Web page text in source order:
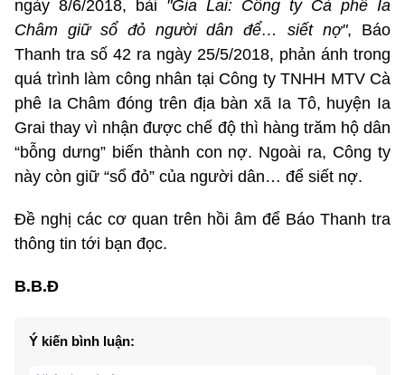
ngày 8/6/2018, bài "Gia Lai: Công ty Cà phê Ia
Châm giữ sổ đỏ người dân để… siết nợ", Báo
Thanh tra số 42 ra ngày 25/5/2018, phản ánh trong
quá trình làm công nhân tại Công ty TNHH MTV Cà
phê Ia Châm đóng trên địa bàn xã Ia Tô, huyện Ia
Grai thay vì nhận được chế độ thì hàng trăm hộ dân
“bỗng dưng” biến thành con nợ. Ngoài ra, Công ty
này còn giữ “sổ đỏ” của người dân… để siết nợ.
Đề nghị các cơ quan trên hồi âm để Báo Thanh tra
thông tin tới bạn đọc.
B.B.Đ
Ý kiến bình luận: